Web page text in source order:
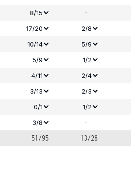
8/15 -
17/20
2/8
10/14
5/9
5/9
1/2
4/11
2/4
3/13
2/3
0/1
1/2
3/8
-
51/95 13/28